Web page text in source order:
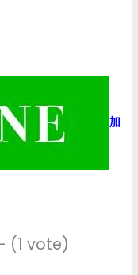
加
(1 vote)